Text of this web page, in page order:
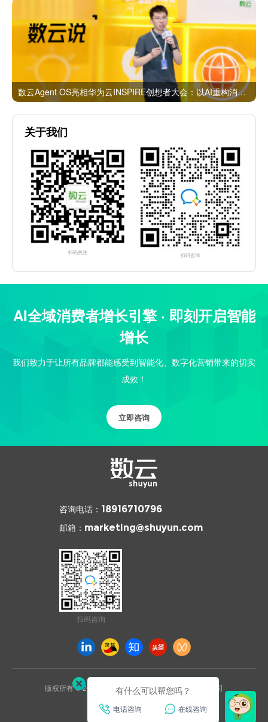
数云Agent OS亮相华为云INSPIRE创想者大会：以AI重构消费者运营与零售营销新范式
关于我们
扫码关注 扫码咨询
AI全域消费者增长引擎 · 即刻开启智能
增长
我们致力于让所有品牌都能感受到智能化、数字化营销带来的切实
成效！
立即咨询
咨询电话： 18916710796
邮箱： marketing@shuyun.com
扫码咨询
版权所有 © 2026 杭州数云信息技术有限公司上海分公司
沪ICP备2021031892号
已通过ISO27001安全认证
有什么可以帮您吗？
电话咨询 在线咨询